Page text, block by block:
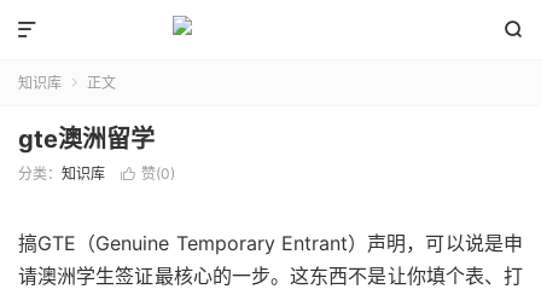


知识库  正文
gte澳洲留学
分类： 知识库  赞(0)
搞GTE（Genuine Temporary Entrant）声明，可以说是申
请澳洲学生签证最核心的一步。这东西不是让你填个表、打